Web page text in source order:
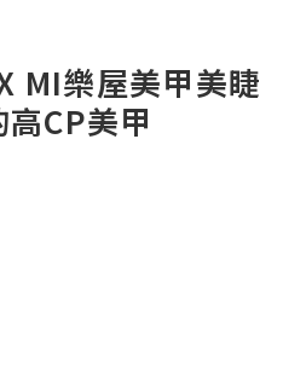
MI樂屋美甲美睫
CP美甲